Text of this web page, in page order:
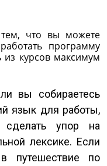
что вы можете
программу
курсов максимум
вы собираетесь
язык для работы,
упор на
лексике. Если
в путешествие по